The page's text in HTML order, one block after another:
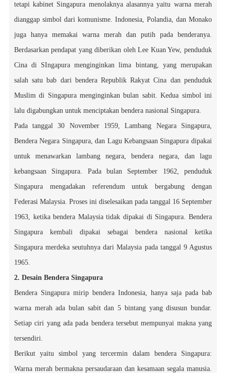
tetapi kabinet Singapura menolaknya alasannya yaitu warna merah
dianggap simbol dari komunisme. Indonesia, Polandia, dan Monako
juga hanya memakai warna merah dan putih pada benderanya.
Berdasarkan pendapat yang diberikan oleh Lee Kuan Yew, penduduk
Cina di SIngapura menginginkan lima bintang, yang merupakan
salah satu bab dari bendera Republik Rakyat Cina dan penduduk
Muslim di Singapura menginginkan bulan sabit. Kedua simbol ini
lalu digabungkan untuk menciptakan bendera nasional Singapura.
Pada tanggal 30 November 1959, Lambang Negara Singapura,
Bendera Negara Singapura, dan Lagu Kebangsaan Singapura dipakai
untuk menawarkan lambang negara, bendera negara, dan lagu
kebangsaan Singapura. Pada bulan September 1962, penduduk
Singapura mengadakan referendum untuk bergabung dengan
Federasi Malaysia. Proses ini diselesaikan pada tanggal 16 September
1963, ketika bendera Malaysia tidak dipakai di Singapura. Bendera
Singapura kembali dipakai sebagai bendera nasional ketika
Singapura merdeka seutuhnya dari Malaysia pada tanggal 9 Agustus
1965.
2. Desain Bendera Singapura
Bendera Singapura mirip bendera Indonesia, hanya saja pada bab
warna merah ada bulan sabit dan 5 bintang yang disusun bundar.
Setiap ciri yang ada pada bendera tersebut mempunyai makna yang
tersendiri.
Berikut yaitu simbol yang tercermin dalam bendera Singapura:
Warna merah bermakna persaudaraan dan kesamaan segala manusia.